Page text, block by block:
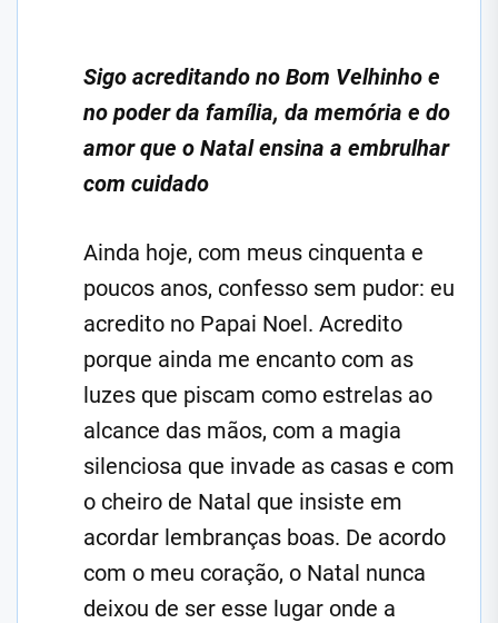
Sigo acreditando no Bom Velhinho e
no poder da família, da memória e do
amor que o Natal ensina a embrulhar
com cuidado
Ainda hoje, com meus cinquenta e
poucos anos, confesso sem pudor: eu
acredito no Papai Noel. Acredito
porque ainda me encanto com as
luzes que piscam como estrelas ao
alcance das mãos, com a magia
silenciosa que invade as casas e com
o cheiro de Natal que insiste em
acordar lembranças boas. De acordo
com o meu coração, o Natal nunca
deixou de ser esse lugar onde a